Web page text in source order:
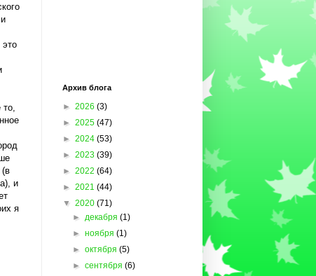
и
я
Архив блога
► 2026 (3)
► 2025 (47)
► 2024 (53)
► 2023 (39)
► 2022 (64)
► 2021 (44)
▼ 2020 (71)
►декабря(1)
►ноября(1)
►октября(5)
►сентября(6)